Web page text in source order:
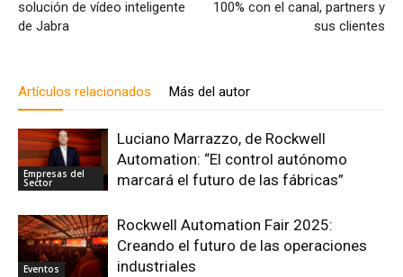
solución de vídeo inteligente
de Jabra
100% con el canal, partners y
sus clientes
Artículos relacionados Más del autor
Empresas del
Sector
Luciano Marrazzo, de Rockwell
Automation: “El control autónomo
marcará el futuro de las fábricas”
Eventos
Rockwell Automation Fair 2025:
Creando el futuro de las operaciones
industriales